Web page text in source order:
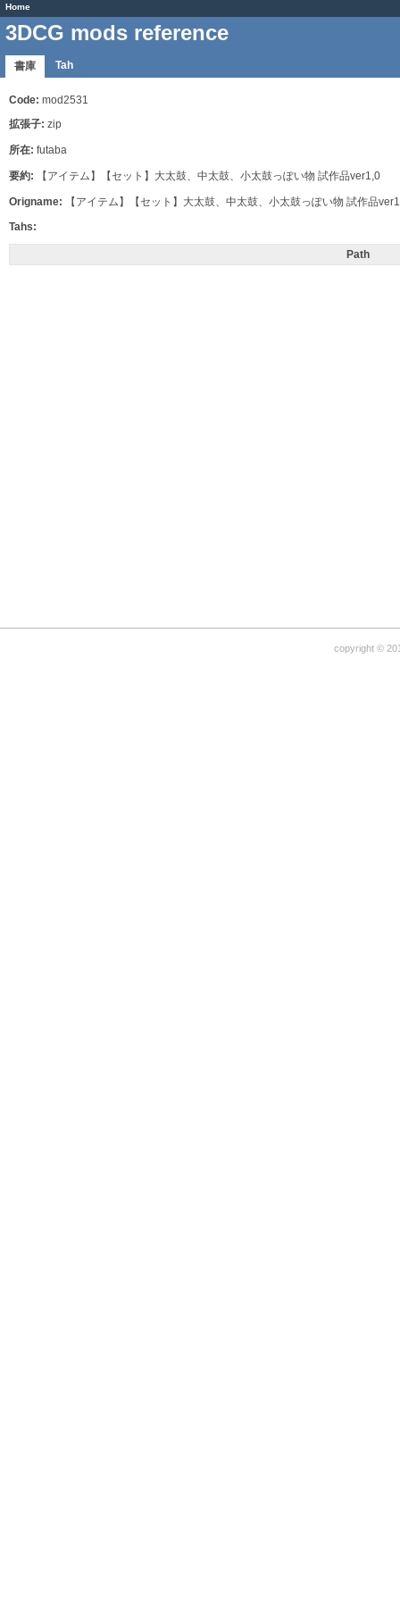
Home
3DCG mods reference
書庫 Tah
Code: mod2531
拡張子: zip
所在: futaba
要約: 【アイテム】【セット】大太鼓、中太鼓、小太鼓っぽい物 試作品ver1,0
Origname: 【アイテム】【セット】大太鼓、中太鼓、小太鼓っぽい物 試作品
Tahs:
Path
copyright ©